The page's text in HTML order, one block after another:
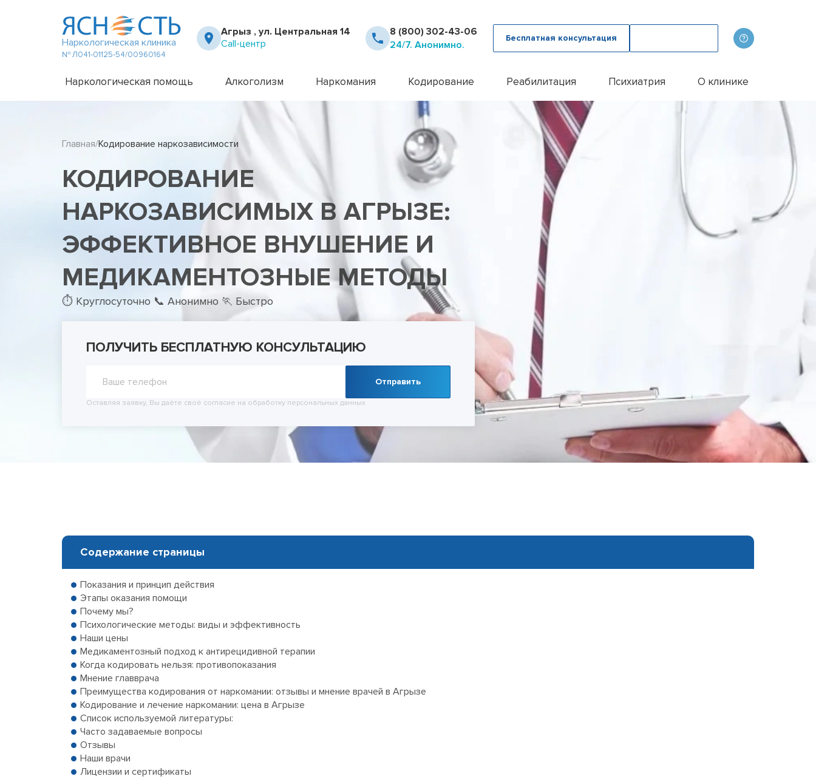
Наркологическая клиника
№ Л041-01125-54/00960164
Агрыз , ул. Центральная 14
Call-центр
8 (800) 302-43-06
24/7. Анонимно.
Бесплатная консультация
Наркологическая помощь
Телефон доверия
Алкоголизм
Амбулаторное лечение алкоголизма
Капельница от похмелья
Капельница от запоя
Кодирование методом Рожнова
Лечение алкоголизма
Лечение алкоголизма пожилых
Лечение алкоголизма в стационаре
Лечение пивного алкоголизма
Лечение женского алкоголизма
Подростковый алкоголизм
Принудительное лечение алкоголизма
Вывод из запоя в стационаре
Наркомания
Детоксикация наркозависимых
Кодирование от наркомании
Лечение героиновой зависимости
Лечение наркомании амбулаторно
Лечение наркомании у подростков
Лечение наркомании в стационаре
Лечение спайсовой зависимости
Лечение табакокурения
Лечение зависимости от Гашиша
Лечение зависимости от Лирики
Лечение зависимости от Мефедрона
Лечение зависимости от тропикамидов
Методы лечения солевой зависимости
Снятие ломки
УБОД
Кодирование
Кодирование Аквилонг
Кодирование алкоголизма на дому
Кодирование алкоголизма уколом
Кодирование алкоголизма вшиванием ампулы
Кодирование Двойной Блок
Кодирование гипнозом
Кодирование иглоукалыванием
Кодирование Налтрексоном
Кодирование наркозависимости
Кодирование от алкоголизма
Кодирование от алкоголизма Эспераль
Кодирование по методу Довженко
Кодирование SIT
Кодирование Торпедо
Кодирование Вивитролом
Кодировка от курения
Реабилитация
12 шагов
Day Top
Реабилитации алкоголиков
Реабилитация наркозависимых
Психиатрия
Консультация психолога
Лечение алкоголизма с психологом
Лечение анорексии
Лечение бессонницы
Лечение бессонницы у пожилых людей
Лечение бессонницы у женщин
Лечение биполярного расстройства
Лечение деменции
Лечение депрессии
Лечение дисморфофобии
Лечение игромании
Лечение мании преследования
Лечение невроза
Лечение ОКР (обсессивно-компульсивного
Лечение панических атак
Лечение паранойи
Лечение ПТСР
Лечение шизофрении
Лечение социопатии
Лечение созависимости
Лечение тревожного расстройства
Психиатр на дом
О клинике
Наши врачи
Фотогалерея
Главная Кодирование наркозависимости
КОДИРОВАНИЕ
НАРКОЗАВИСИМЫХ В АГРЫЗЕ:
ЭФФЕКТИВНОЕ ВНУШЕНИЕ И
МЕДИКАМЕНТОЗНЫЕ МЕТОДЫ
⏱ Круглосуточно 📞 Анонимно 🏃 Быстро
ПОЛУЧИТЬ БЕСПЛАТНУЮ КОНСУЛЬТАЦИЮ
Отправить
Оставляя заявку, Вы даёте своё согласие на обработку персональных данных
Содержание страницы
Показания и принцип действия
Этапы оказания помощи
Почему мы?
Психологические методы: виды и эффективность
Наши цены
Медикаментозный подход к антирецидивной терапии
Когда кодировать нельзя: противопоказания
Мнение главврача
Преимущества кодирования от наркомании: отзывы и мнение врачей в Агрызе
Кодирование и лечение наркомании: цена в Агрызе
Список используемой литературы:
Часто задаваемые вопросы
Отзывы
Наши врачи
Лицензии и сертификаты